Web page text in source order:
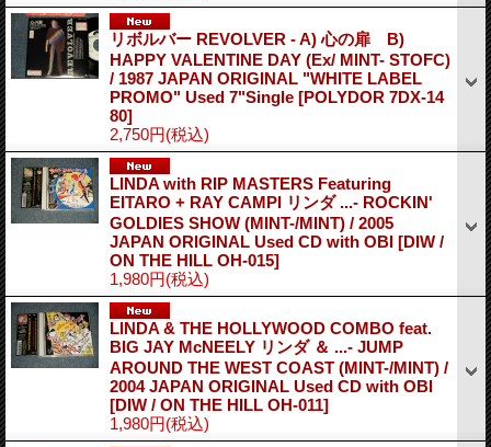
リボルバー REVOLVER - A) 心の扉 B)
HAPPY VALENTINE DAY (Ex/ MINT- STOFC)
/ 1987 JAPAN ORIGINAL "WHITE LABEL
PROMO" Used 7"Single [POLYDOR 7DX-14
80]
2,750円(税込)
LINDA with RIP MASTERS Featuring
EITARO + RAY CAMPI リンダ ...- ROCKIN'
GOLDIES SHOW (MINT-/MINT) / 2005
JAPAN ORIGINAL Used CD with OBI [DIW /
ON THE HILL OH-015]
1,980円(税込)
LINDA & THE HOLLYWOOD COMBO feat.
BIG JAY McNEELY リンダ ＆ ...- JUMP
AROUND THE WEST COAST (MINT-/MINT) /
2004 JAPAN ORIGINAL Used CD with OBI
[DIW / ON THE HILL OH-011]
1,980円(税込)